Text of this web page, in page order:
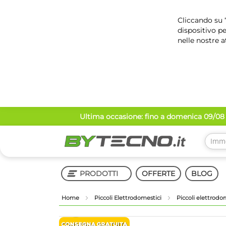
Cliccando su
dispositivo
nelle nostre
contenuto
Ultima occasione: fino a domenica 09/
PRODOTTI
Shop in Shop
OFFERTE BLOG
Home Piccoli Elettrodomestici Piccoli
Vai
Vai